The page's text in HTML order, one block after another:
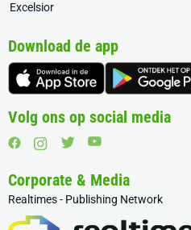
Excelsior
Download de app
Volg ons op social media
Corporate & Media
Realtimes - Publishing Network